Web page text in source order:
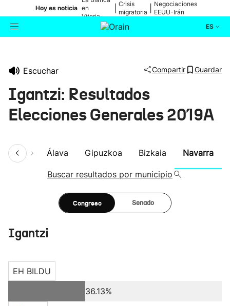
Hoy es noticia en
Vitoria-
Gasteiz
Crisis
migratoria
Negociaciones
EEUU-Irán
ES
Escuchar Compartir Guardar
Igantzi: Resultados
Elecciones Generales 2019A
Álava Gipuzkoa Bizkaia Navarra
Buscar resultados por municipio
Congreso Senado
Igantzi
EH BILDU
36.13%